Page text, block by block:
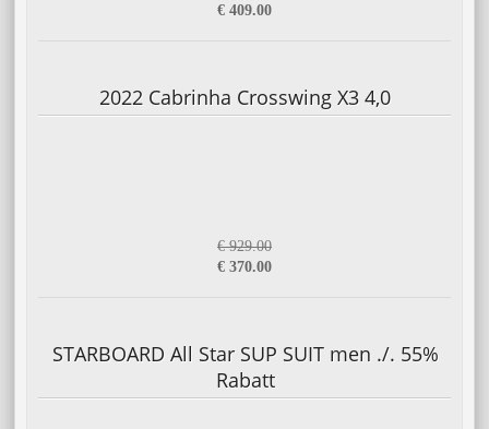
€ 409.00
2022 Cabrinha Crosswing X3 4,0
€ 929.00
€ 370.00
STARBOARD All Star SUP SUIT men ./. 55%
Rabatt